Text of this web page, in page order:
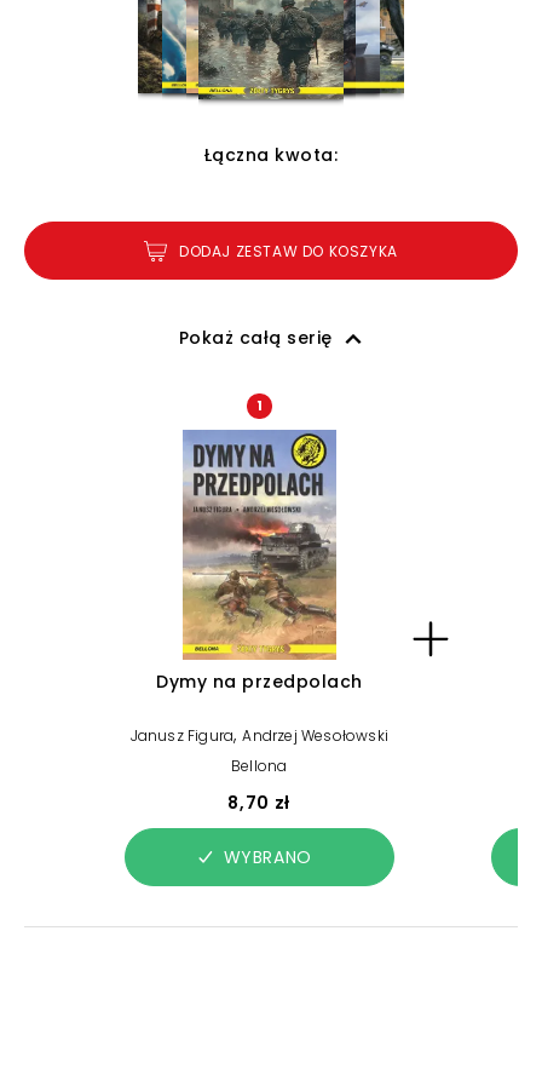
Łączna kwota:
DODAJ ZESTAW DO KOSZYKA
Pokaż całą serię
1
Dymy na przedpolach
Janusz Figura,Andrzej Wesołowski
Bellona
8,70 zł
WYBRANO